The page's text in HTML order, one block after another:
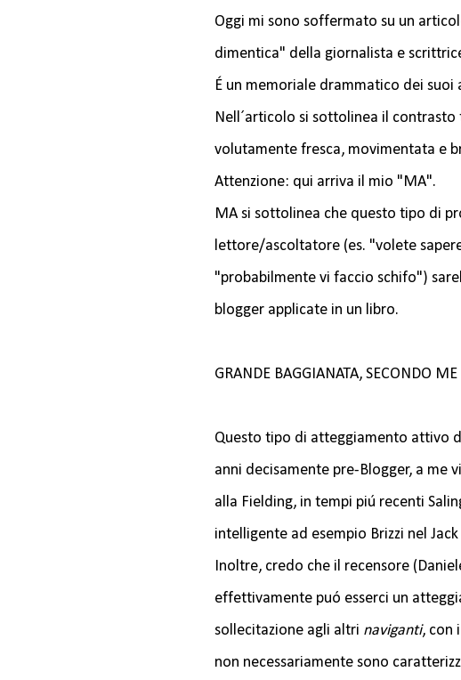
Oggi mi sono soffermato su un
dimentica" della giornalista e
É un memoriale drammatico dei suoi
Nell´articolo si sottolinea il
volutamente fresca, movimentata e
Attenzione: qui arriva il mio "MA".
MA si sottolinea che questo tipo di
lettore/ascoltatore (es. "volete
"probabilmente vi faccio schifo")
blogger applicate in un libro.
GRANDE BAGGIANATA, SECONDO ME
Questo tipo di atteggiamento attivo
anni decisamente pre-Blogger, a me
alla Fielding, in tempi piú recenti
intelligente ad esempio Brizzi nel
Inoltre, credo che il recensore
effettivamente puó esserci un
sollecitazione agli altri naviganti, con
non necessariamente sono